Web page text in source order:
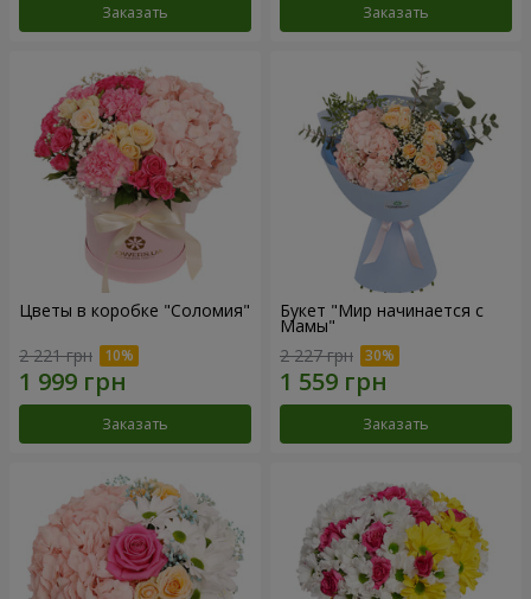
Заказать Заказать
Цветы в коробке "Соломия"
2 221 грн
Заказать
Букет "Мир начинается с
Мамы"
2 227 грн
Заказать